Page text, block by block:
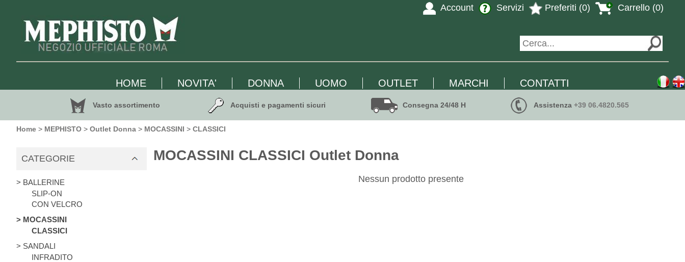
Carrello (0)
Preferiti (0)
Servizi
Account
HOME NOVITA' DONNA UOMO OUTLET MARCHI CONTATTI
Vasto assortimento Acquisti e pagamenti sicuri Consegna 24/48 H Assistenza+39 06.4820.565
Home > MEPHISTO > Outlet Donna > MOCASSINI > CLASSICI
CATEGORIE
> BALLERINE
SLIP-ON
CON VELCRO
> MOCASSINI
CLASSICI
> SANDALI
INFRADITO
MOCASSINI CLASSICI Outlet Donna
Nessun prodotto presente